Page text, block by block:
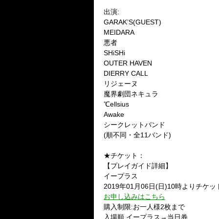
出演:
GARAK’S(GUEST)
MEIDARA
悪者
SHiSHi
OUTER HAVEN
DIERRY CALL
リジェーヌ
魔界劇団ネキュラ
℃ellsius
Awake
シークレットバンド
(順不同・全11バンド)
★チケット：
【プレイガイド詳細】
イープラス
2019年01月06日(日)10時よりチケッ
お申し込みはこちら
購入制限:お一人様2枚まで
入場順 イープラス→当日券